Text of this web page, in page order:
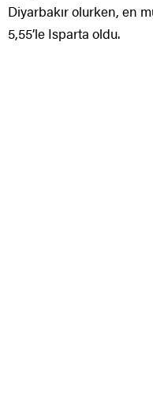
Diyarbakır olurken, en
5,55’le Isparta oldu.